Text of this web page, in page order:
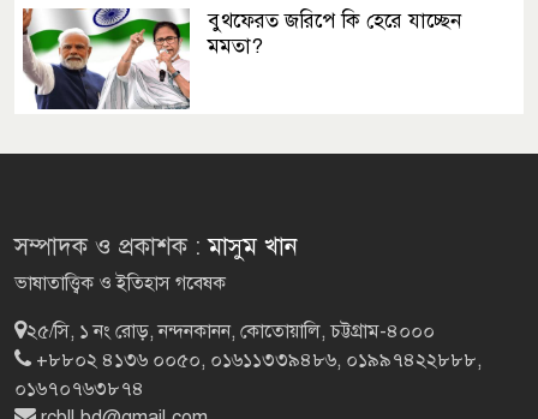
বুথফেরত জরিপে কি হেরে যাচ্ছেন
মমতা?
পুলিশের আধুনিকায়নে শহীদ জিয়ার
অবদান শীর্ষক সেমিনার অনুষ্ঠিত
পিরিত আমার
সম্পাদক ও প্রকাশক :মাসুম খান
ভাষাতাত্ত্বিক ও ইতিহাস গবেষক
২৫/সি, ১ নং রোড়, নন্দনকানন, কোতোয়ালি, চট্টগ্রাম-৪০০০
+৮৮০২ ৪১৩৬ ০০৫০, ০১৬১১৩৩৯৪৮৬, ০১৯৯৭৪২২৮৮৮,
০১৬৭০৭৬৩৮৭৪